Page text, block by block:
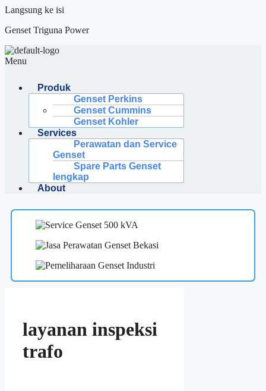
Langsung ke isi
Genset Triguna Power
Menu
Produk
Genset Perkins
Genset Cummins
Genset Kohler
Services
Perawatan dan Service
Genset
Spare Parts Genset
lengkap
About
layanan inspeksi
trafo